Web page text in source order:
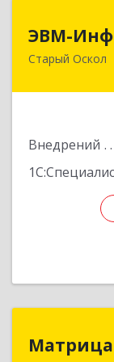
ЭВМ-
Старый Оскол
Внедрений
309502,
Матрица